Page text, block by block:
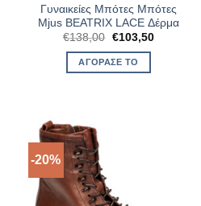
Γυναικείες Μπότες Μπότες
Mjus BEATRIX LACE Δέρμα
€138,00 Original
was:
€138,00.
€103,50Η
ΑΓΌΡΑΣΈ ΤΟ
-20%